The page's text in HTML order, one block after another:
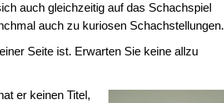
auch gleichzeitig auf das Schachspiel
auch zu kuriosen Schachstellungen.
Seite ist. Erwarten Sie keine allzu
er keinen Titel,